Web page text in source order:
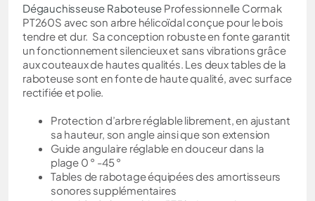
Dégauchisseuse Raboteuse Professionnelle Cormak
PT260S avec son arbre hélicoïdal conçue pour le bois
tendre et dur. Sa conception robuste en fonte garantit
un fonctionnement silencieux et sans vibrations grâce
aux couteaux de hautes qualités. Les deux tables de la
raboteuse sont en fonte de haute qualité, avec surface
rectifiée et polie.
Protection d’arbre réglable librement, en ajustant
sa hauteur, son angle ainsi que son extension
Guide angulaire réglable en douceur dans la
plage 0 ° -45 °
Tables de rabotage équipées des amortisseurs
sonores supplémentaires